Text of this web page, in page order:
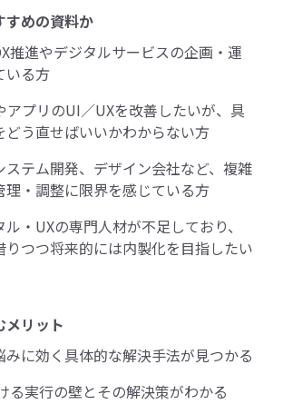
すめの資料か
推進やデジタルサービスの企画・運
いる方
アプリのUI／UXを改善したいが、具
どう直せばいいかわからない方
ステム開発、デザイン会社など、複雑
理・調整に限界を感じている方
・UXの専門人材が不足しており、
りつつ将来的には内製化を目指したい
メリット
みに効く具体的な解決手法が見つかる
る実行の壁とその解決策がわかる